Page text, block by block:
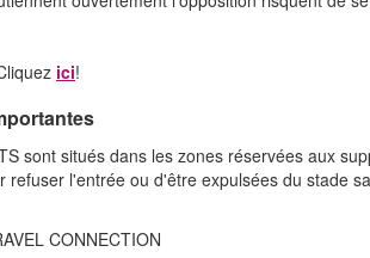
ici!
sont situés dans les zones réservées aux
refuser l'entrée ou d'être expulsées du stade
CONNECTION